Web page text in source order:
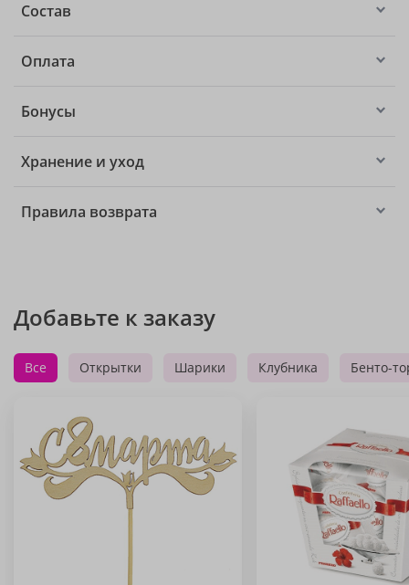
Состав
Оплата
Бонусы
Хранение и уход
Правила возврата
Добавьте к заказу
Все Открытки Шарики Клубника Бенто-